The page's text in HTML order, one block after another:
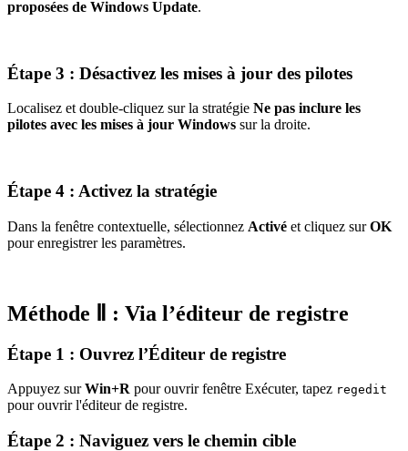
proposées de Windows Update.
Étape 3 : Désactivez les mises à jour des pilotes
Localisez et double-cliquez sur la stratégie Ne pas inclure les
pilotes avec les mises à jour Windows sur la droite.
Étape 4 : Activez la stratégie
Dans la fenêtre contextuelle, sélectionnez Activé et cliquez surOK
pour enregistrer les paramètres.
Méthode Ⅱ : Via l’éditeur de registre
Étape 1 : Ouvrez l’Éditeur de registre
Appuyez surWin+R pour ouvrir fenêtre Exécuter, tapez regedit
pour ouvrir l'éditeur de registre.
Étape 2 : Naviguez vers le chemin cible